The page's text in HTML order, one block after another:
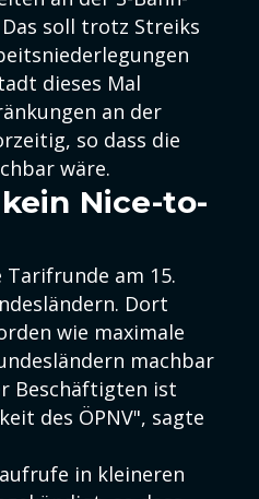
soll trotz Streiks
dieses Mal
an der
so dass die
wäre.
Nice-to-
am 15.
Dort
wie maximale
machbar
Beschäftigten ist
des ÖPNV", sagte
in kleineren